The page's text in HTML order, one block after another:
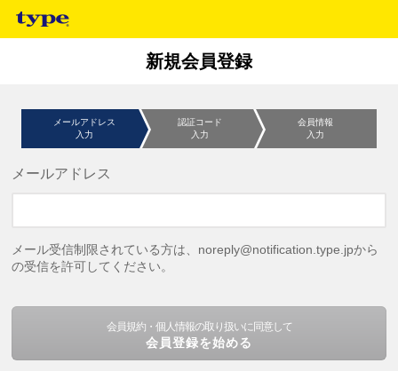
新規会員登録
メールアドレス
入力
認証コード
入力
会員情報
入力
メールアドレス
メール受信制限されている方は、noreply@notification.type.jpから
の受信を許可してください。
会員規約・個人情報の取り扱いに同意して
会員登録を始める